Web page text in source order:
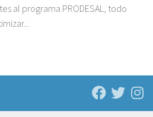
al programa PRODESAL, todo